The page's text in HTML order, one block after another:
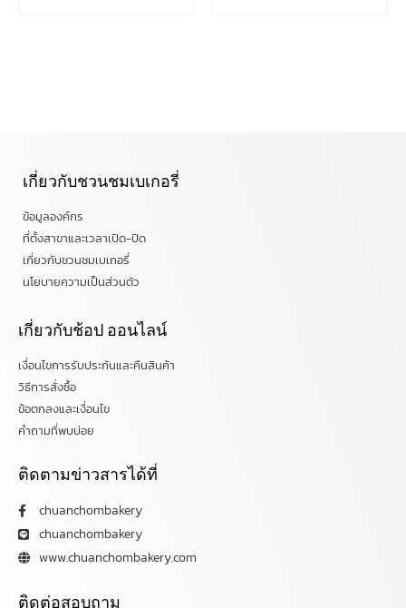
เกี่ยวกับชวนชมเบเกอรี่
ข้อมูลองค์กร
ที่ตั้งสาขาและเวลาเปิด-ปิด
เกี่ยวกับชวนชมเบเกอรี่
นโยบายความเป็นส่วนตัว
เกี่ยวกับช้อป ออนไลน์
เงื่อนไขการรับประกันและคืนสินค้า
วิธีการสั่งซื้อ
ข้อตกลงและเงื่อนไข
คำถามที่พบบ่อย
ติดตามข่าวสารได้ที่
chuanchombakery
chuanchombakery
www.chuanchombakery.com
ติดต่อสอบถาม